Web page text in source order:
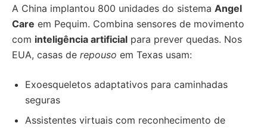
A China implantou 800 unidades do sistema Angel
Care em Pequim. Combina sensores de movimento
com inteligência artificial para prever quedas. Nos
EUA, casas de repouso em Texas usam:
Exoesqueletos adaptativos para caminhadas
seguras
Assistentes virtuais com reconhecimento de